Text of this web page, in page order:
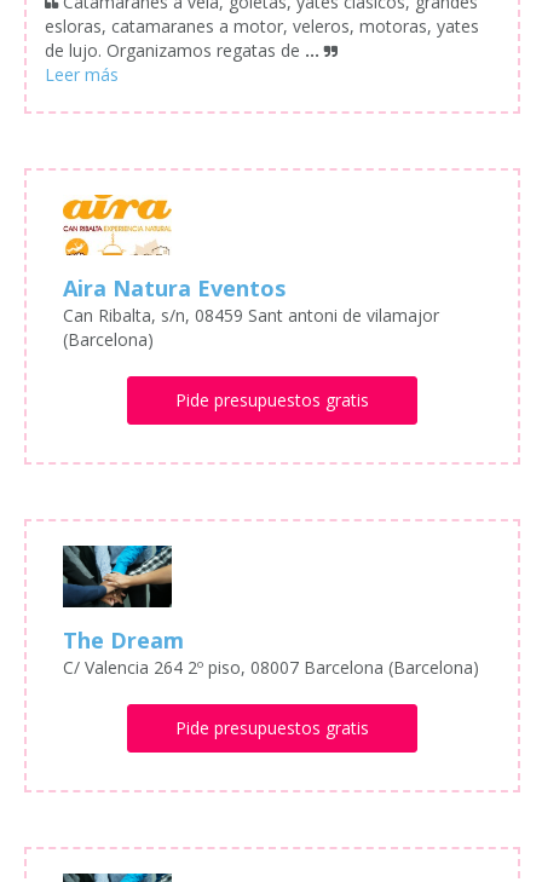
esloras, catamaranes a motor, veleros, motoras, yates
de lujo. Organizamos regatas de ...
Aira Natura Eventos
Can Ribalta, s/n, 08459 Sant antoni de vilamajor
(Barcelona)
Pide presupuestos gratis
The Dream
C/ Valencia 264 2º piso, 08007 Barcelona (Barcelona)
Pide presupuestos gratis